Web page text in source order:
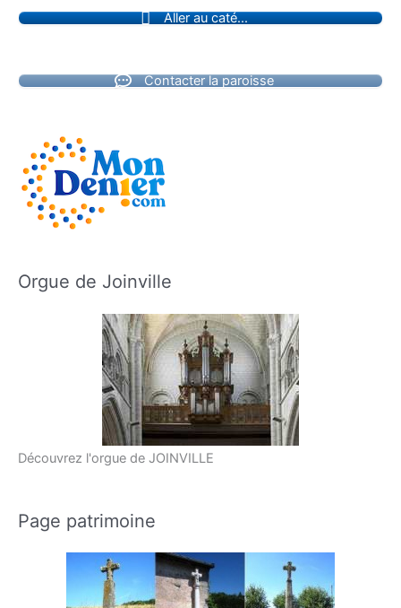
Aller au caté...
Contacter la paroisse
Orgue de Joinville
Découvrez l'orgue de JOINVILLE
Page patrimoine